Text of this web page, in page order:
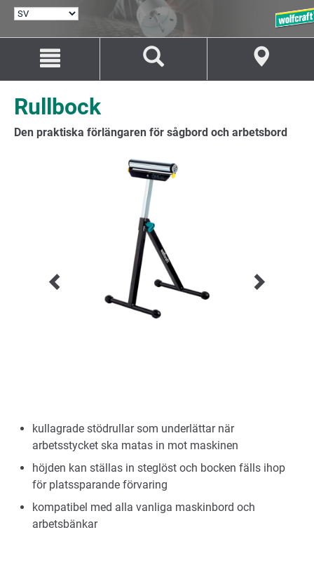
innehåll
navigation
Rullbock
Den praktiska förlängaren för sågbord och arbetsbord
kullagrade stödrullar som underlättar när
arbetsstycket ska matas in mot maskinen
höjden kan ställas in steglöst och bocken fälls ihop
för platssparande förvaring
kompatibel med alla vanliga maskinbord och
arbetsbänkar